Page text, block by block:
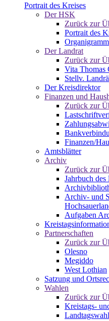
Portrait des Kreises
Der HSK
Zurück zur
Portrait des
Der Landrat
Zurück zur
Vita Thomas
Stellv.
Der Kreisdirektor
Finanzen und
Zurück zur
Finanzen/
Amtsblätter
Archiv
Zurück zur
Jahrbuch
Archiv- und
Aufgaben
Partnerschaften
Zurück zur
Olesno
Megiddo
West Lothian
Satzung und
Wahlen
Zurück zur
Kreistags-